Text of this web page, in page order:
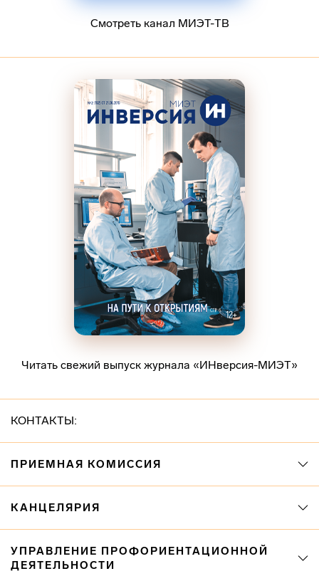
Смотреть канал МИЭТ-ТВ
Читать свежий выпуск журнала «ИНверсия-МИЭТ»
КОНТАКТЫ:
ПРИЕМНАЯ КОМИССИЯ
КАНЦЕЛЯРИЯ
УПРАВЛЕНИЕ ПРОФОРИЕНТАЦИОННОЙ
ДЕЯТЕЛЬНОСТИ